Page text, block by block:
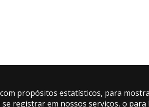
propósitos estatísticos, para
registrar em nossos serviços, o